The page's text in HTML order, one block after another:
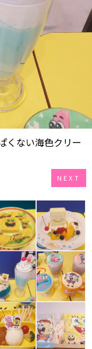
くない海色クリー
NEXT